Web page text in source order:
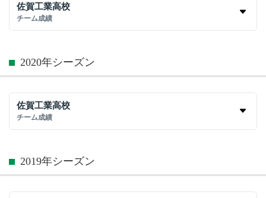
佐賀工業高校
チーム成績
2020年シーズン
佐賀工業高校
チーム成績
2019年シーズン